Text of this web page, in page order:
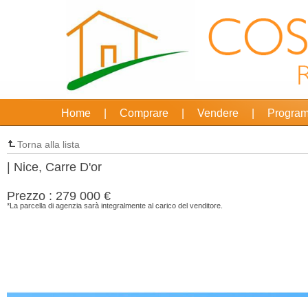
Home Comprare Vendere
Torna alla lista
| Nice, Carre D'or
Prezzo : 279 000 €
*La parcella di agenzia sarà integralmente al carico del venditore.